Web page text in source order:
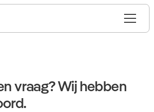
vraag? Wij hebben